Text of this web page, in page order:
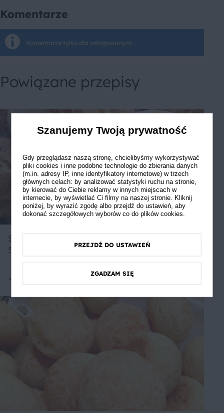
Komentarze
Komentarze tylko dla zalogowanych
Powiązane przepisy
Serowo Czosnkowe Bułeczki
Sniadaniowe
Szanujemy Twoją prywatność
Gdy przeglądasz naszą stronę, chcielibyśmy wykorzystywać
pliki cookies i inne podobne technologie do zbierania danych
(m.in. adresy IP, inne identyfikatory internetowe) w trzech
głównych celach: by analizować statystyki ruchu na stronie,
by kierować do Ciebie reklamy w innych miejscach w
internecie, by wyświetlać Ci filmy na naszej stronie. Kliknij
poniżej, by wyrazić zgodę albo przejdź do ustawień, aby
dokonać szczegółowych wyborów co do plików cookies.
PRZEJDŹ DO USTAWIEŃ
ZGADZAM SIĘ